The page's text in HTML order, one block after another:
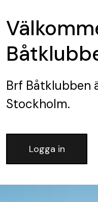
Brf Båtklubben
Stockholm.
Logga in